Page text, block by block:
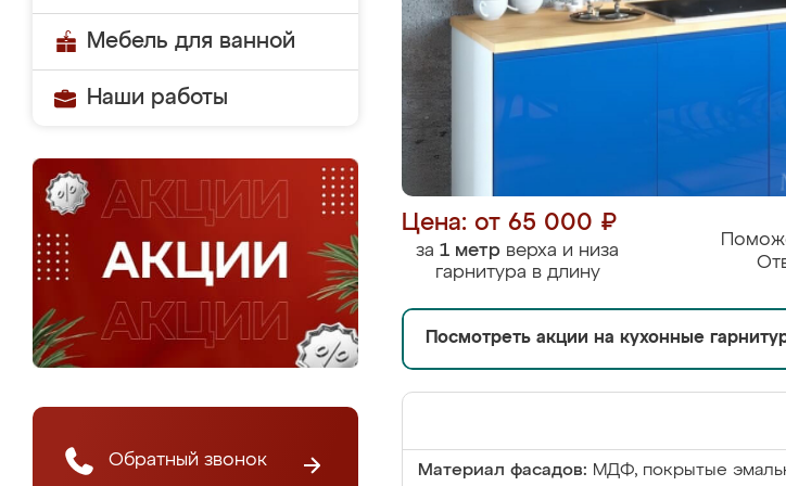
Мебель для ванной
Наши работы
Обратный звонок
Цена: от 65 000 ₽
за 1 метр верха и низа
гарнитура в длину
Посмотреть акции на кухонные
Материал фасадов: МДФ, покрытые